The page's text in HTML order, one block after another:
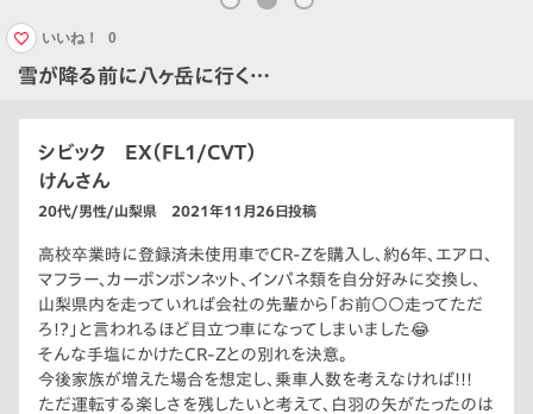
雪が降る前に八ヶ岳に行く…
いいね！ 0
シビック EX（FL1/CVT）
けんさん
20代/男性/山梨県 2021年11月26日投稿
高校卒業時に登録済未使用車でCR-Zを購入し、約6年、エアロ、
マフラー、カーボンボンネット、インパネ類を自分好みに交換し、
山梨県内を走っていれば会社の先輩から「お前○○走ってただ
ろ!?」と言われるほど目立つ車になってしまいました😂
そんな手塩にかけたCR-Zとの別れを決意。
今後家族が増えた場合を想定し、乗車人数を考えなければ!!!
ただ運転する楽しさを残したいと考えて、白羽の矢がたったのは